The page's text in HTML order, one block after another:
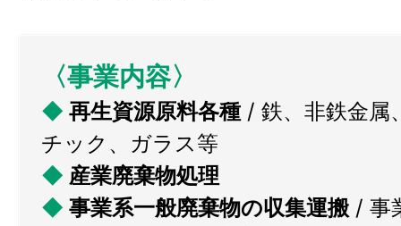
〈事業内容〉
◆ 再生資源原料各種 / 鉄、非鉄金属
チック、ガラス等
◆ 産業廃棄物処理
◆ 事業系一般廃棄物の収集運搬 / 事